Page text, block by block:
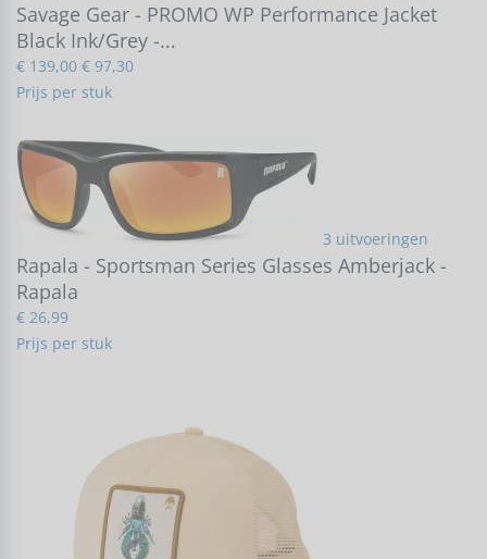
Savage Gear - PROMO WP Performance Jacket
Black Ink/Grey -...
€ 139,00 € 97,30
Prijs per stuk
3 uitvoeringen
Rapala - Sportsman Series Glasses Amberjack -
Rapala
€ 26,99
Prijs per stuk